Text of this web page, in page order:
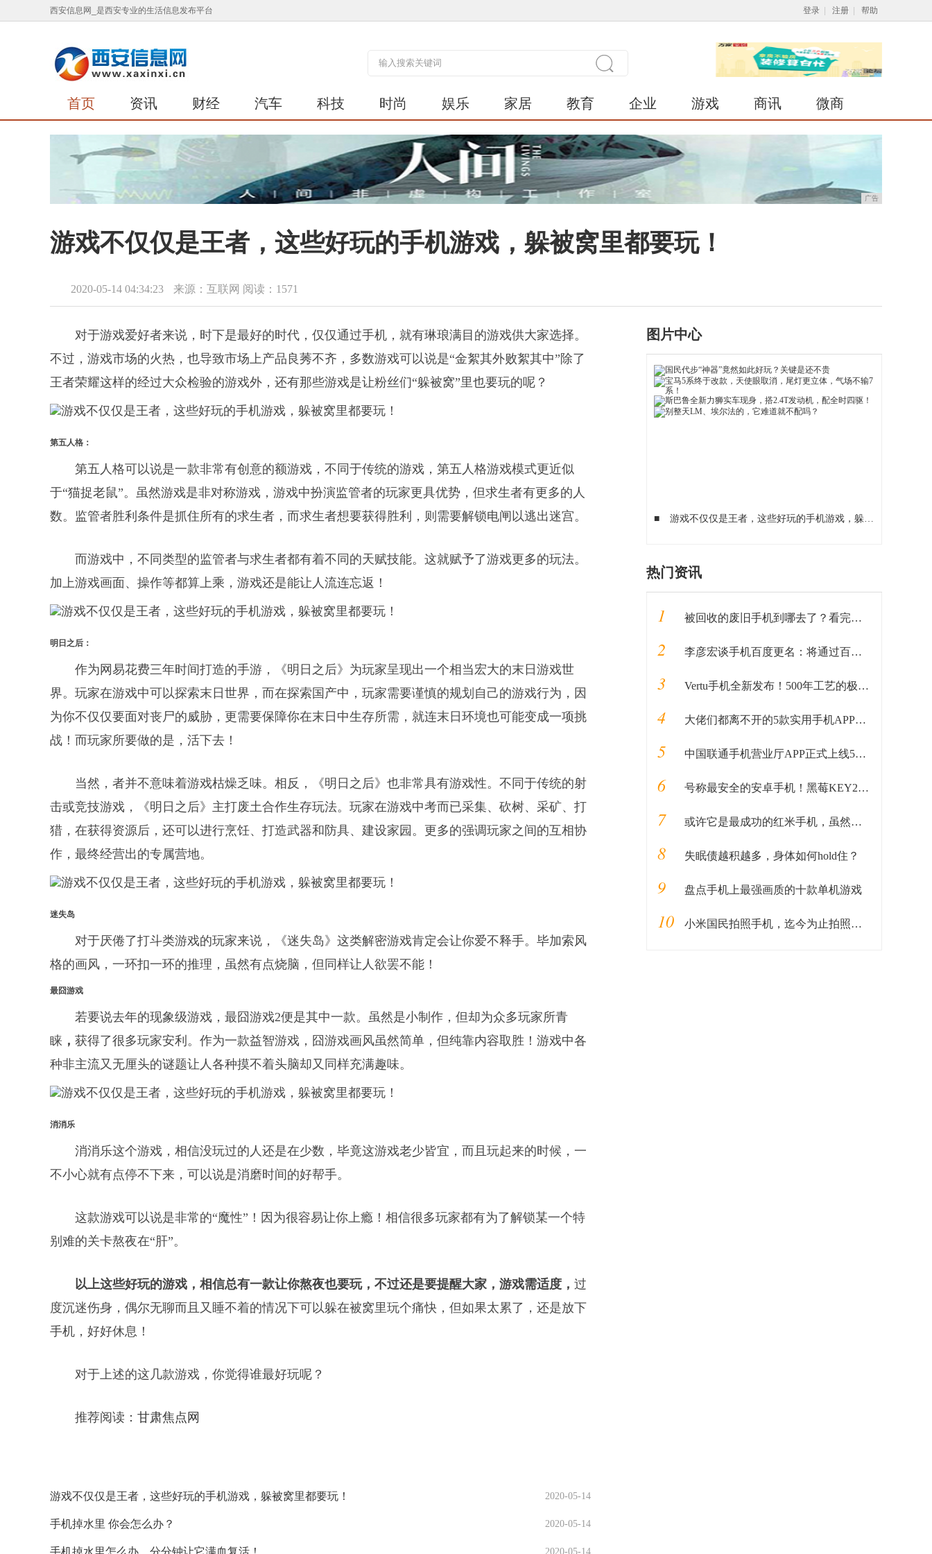
西安信息网_是西安专业的生活信息发布平台 登录 注册 帮助
首页 资讯 财经 汽车 科技 时尚 娱乐 家居 教育 企业 游戏 商讯 微商
广告
游戏不仅仅是王者，这些好玩的手机游戏，躲被窝里都要玩！
2020-05-14 04:34:23 来源：互联网 阅读：1571
对于游戏爱好者来说，时下是最好的时代，仅仅通过手机，就有琳琅满目的游戏供大家选择。
不过，游戏市场的火热，也导致市场上产品良莠不齐，多数游戏可以说是“金絮其外败絮其中”除了
王者荣耀这样的经过大众检验的游戏外，还有那些游戏是让粉丝们“躲被窝”里也要玩的呢？
第五人格：
第五人格可以说是一款非常有创意的额游戏，不同于传统的游戏，第五人格游戏模式更近似
于“猫捉老鼠”。虽然游戏是非对称游戏，游戏中扮演监管者的玩家更具优势，但求生者有更多的人
数。监管者胜利条件是抓住所有的求生者，而求生者想要获得胜利，则需要解锁电闸以逃出迷宫。
而游戏中，不同类型的监管者与求生者都有着不同的天赋技能。这就赋予了游戏更多的玩法。
加上游戏画面、操作等都算上乘，游戏还是能让人流连忘返！
明日之后：
作为网易花费三年时间打造的手游，《明日之后》为玩家呈现出一个相当宏大的末日游戏世
界。玩家在游戏中可以探索末日世界，而在探索国产中，玩家需要谨慎的规划自己的游戏行为，因
为你不仅仅要面对丧尸的威胁，更需要保障你在末日中生存所需，就连末日环境也可能变成一项挑
战！而玩家所要做的是，活下去！
当然，者并不意味着游戏枯燥乏味。相反，《明日之后》也非常具有游戏性。不同于传统的射
击或竞技游戏，《明日之后》主打废土合作生存玩法。玩家在游戏中考而已采集、砍树、采矿、打
猎，在获得资源后，还可以进行烹饪、打造武器和防具、建设家园。更多的强调玩家之间的互相协
作，最终经营出的专属营地。
迷失岛
对于厌倦了打斗类游戏的玩家来说，《迷失岛》这类解密游戏肯定会让你爱不释手。毕加索风
格的画风，一环扣一环的推理，虽然有点烧脑，但同样让人欲罢不能！
最囧游戏
若要说去年的现象级游戏，最囧游戏2便是其中一款。虽然是小制作，但却为众多玩家所青
睐 ， 获得了很多玩家安利。作为一款益智游戏，囧游戏画风虽然简单，但纯靠内容取胜！游戏中各
种非主流又无厘头的谜题让人各种摸不着头脑却又同样充满趣味。
消消乐
消消乐这个游戏，相信没玩过的人还是在少数，毕竟这游戏老少皆宜，而且玩起来的时候，一
不小心就有点停不下来，可以说是消磨时间的好帮手。
这款游戏可以说是非常的“魔性”！因为很容易让你上瘾！相信很多玩家都有为了解锁某一个特
别难的关卡熬夜在“肝”。
以上这些好玩的游戏，相信总有一款让你熬夜也要玩，不过还是要提醒大家，游戏需适度， 过
度沉迷伤身，偶尔无聊而且又睡不着的情况下可以躲在被窝里玩个痛快，但如果太累了，还是放下
手机，好好休息！
对于上述的这几款游戏，你觉得谁最好玩呢？
推荐阅读： 甘肃焦点网
2020-05-14
游戏不仅仅是王者，这些好玩的手机游戏，躲被窝里都要玩！
2020-05-14
手机掉水里 你会怎么办？
2020-05-14
手机掉水里怎么办，分分钟让它满血复活！
图片中心
■ 游戏不仅仅是王者，这些好玩的手机游戏，躲被窝里都要玩！
热门资讯
1 被回收的废旧手机到哪去了？看完涨知识了
2 李彦宏谈手机百度更名：将通过百度App提供更完整的体验
3 Vertu手机全新发布！500年工艺的极致奢华
4 大佬们都离不开的5款实用手机APP，每一款都让你的手机更好用！
5 中国联通手机营业厅APP正式上线5G网络信号覆盖查询功能
6 号称最安全的安卓手机！黑莓KEY2发布：骁龙660，国行3999元起步
7 或许它是最成功的红米手机，虽然骁龙625曾被吐槽很“惨”！
8 失眠债越积越多，身体如何hold住？
9 盘点手机上最强画质的十款单机游戏
10 小米国民拍照手机，迄今为止拍照最好的手机